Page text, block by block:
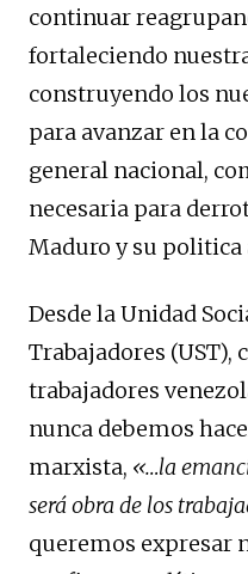
continuar
fortaleciendo
construyendo los
para avanzar en la
general nacional,
necesaria para
Maduro y su politica
Desde la Unidad
Trabajadores (UST),
trabajadores
nunca debemos
marxista, «…la
será obra de los
queremos expresar